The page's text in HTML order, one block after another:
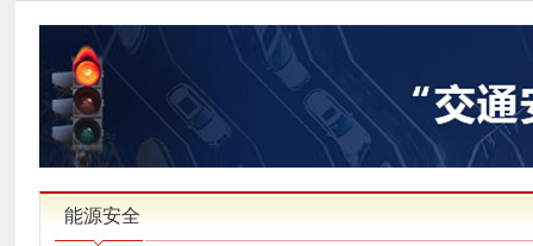
能源安全